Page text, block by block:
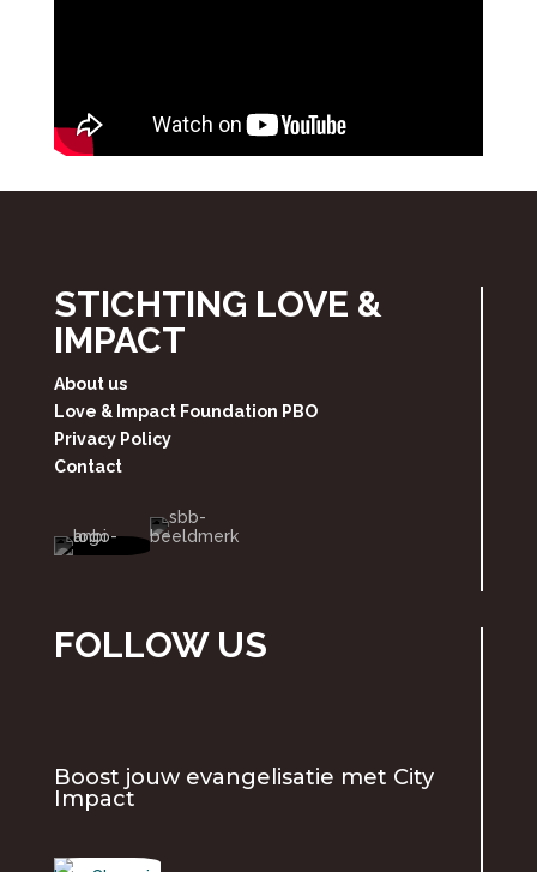
STICHTING LOVE &
IMPACT
About us
Love & Impact Foundation PBO
Privacy Policy
Contact
FOLLOW US
Boost jouw evangelisatie met City
Impact